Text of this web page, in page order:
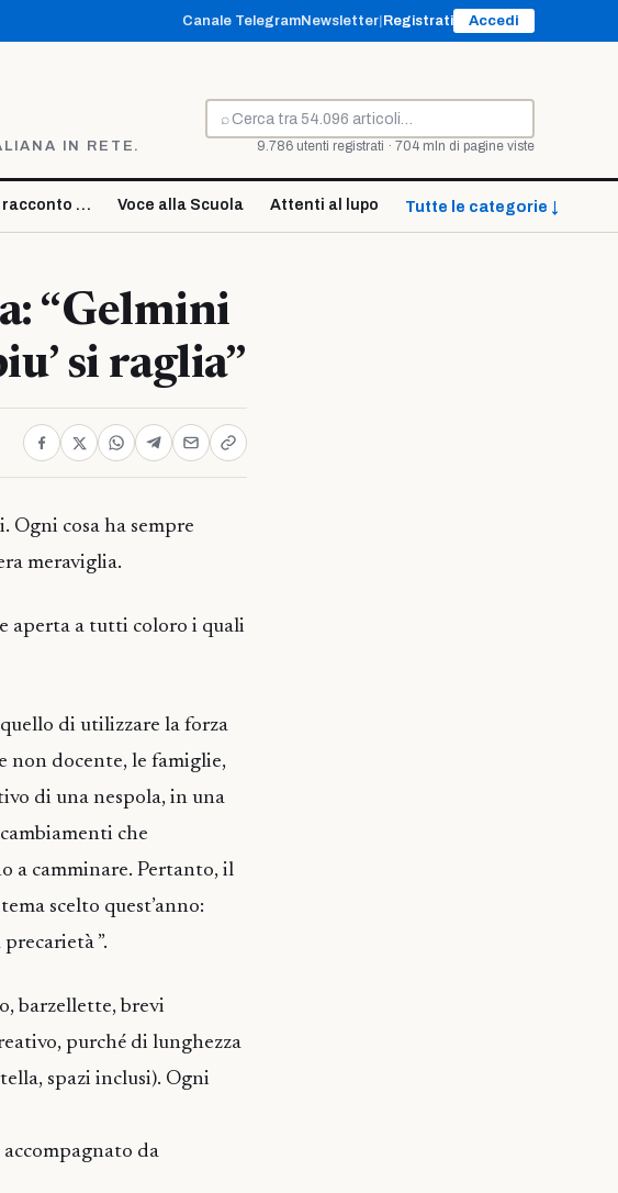
Canale TelegramNewsletter Registrati Accedi
IN RETE.
⌕
Cerca
9.786 utenti registrati · 704 mln di pagine viste
racconto … Voce alla Scuola Attenti al lupo Tutte le categorie ↓
“Gelmini
si raglia”
cosa ha sempre
meraviglia.
aperta a tutti coloro i quali
di utilizzare la forza
non docente, le famiglie,
di una nespola, in una
che
a camminare. Pertanto, il
scelto quest’anno:
”.
barzellette, brevi
purché di lunghezza
spazi inclusi). Ogni
da